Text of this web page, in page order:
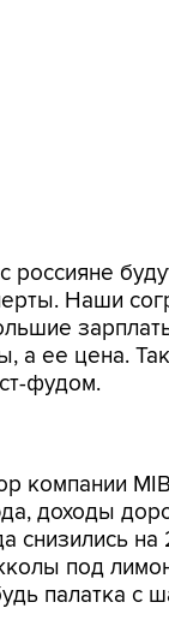
россияне
Наши
ее цена.
фудом.
компании
доходы
снизились
под
палатка с